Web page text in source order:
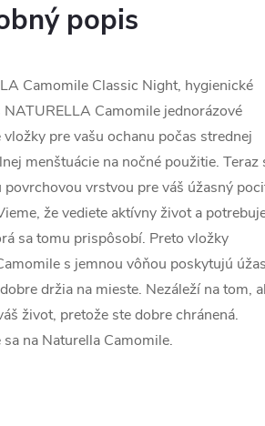
popis
Camomile Classic Night, hygienické
Camomile jednorázové
vložky pre vašu ochanu počas strednej
menštuácie na nočné použitie. Teraz
povrchovou vrstvou pre váš úžasný
že vediete aktívny život a
sa tomu prispôsobí. Preto vložky
s jemnou vôňou poskytujú
držia na mieste. Nezáleží na tom,
život, pretože ste dobre chránená.
na Naturella Camomile.